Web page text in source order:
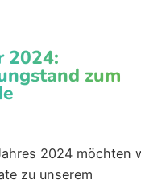
2024:
zum
2024 möchten
zu unserem